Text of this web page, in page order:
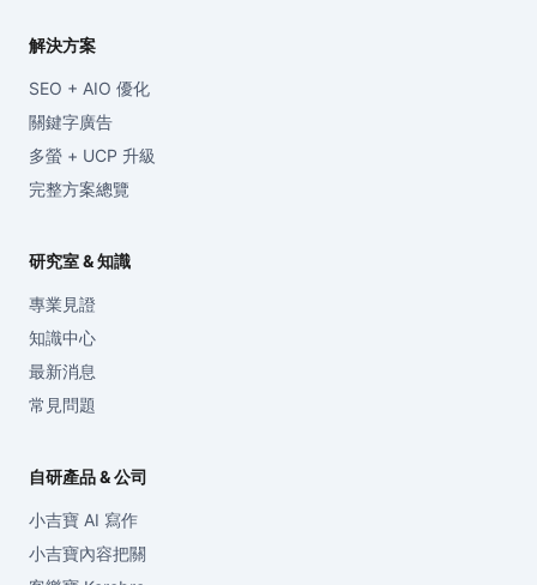
解決方案
SEO + AIO 優化
關鍵字廣告
多螢 + UCP 升級
完整方案總覽
研究室 & 知識
專業見證
知識中心
最新消息
常見問題
自研產品 & 公司
小吉寶 AI 寫作
小吉寶內容把關